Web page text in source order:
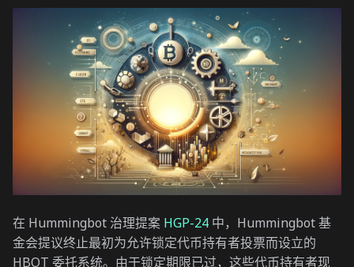
在 Hummingbot 治理提案 HGP-24 中，Hummingbot 基
金会提议终止最初为允许锁定代币持有者投票而设立的
HBOT 委托系统。由于锁定期限已过，这些代币持有者现